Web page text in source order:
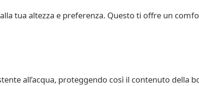
tua altezza e preferenza. Questo ti offre un
all’acqua, proteggendo così il contenuto della